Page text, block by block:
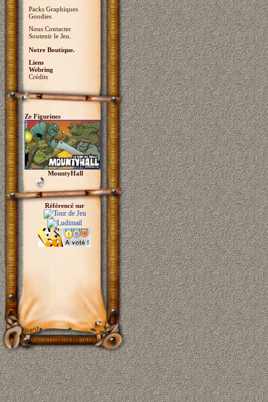
Packs Graphiques
Goodies
Nous Contacter
Soutenir le Jeu.
Notre Boutique.
Liens
Webring
Crédits
Ze Figurines
MountyHall
Référencé sur